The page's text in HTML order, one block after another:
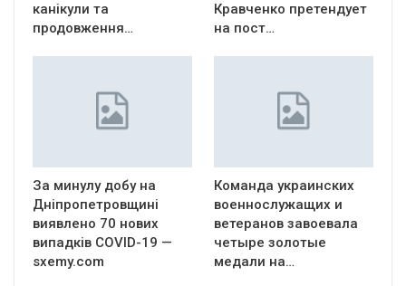
канікули та
продовження…
Кравченко претендует
на пост…
За минулу добу на
Дніпропетровщині
виявлено 70 нових
випадків COVID-19 —
sxemy.com
Команда украинских
военнослужащих и
ветеранов завоевала
четыре золотые
медали на…